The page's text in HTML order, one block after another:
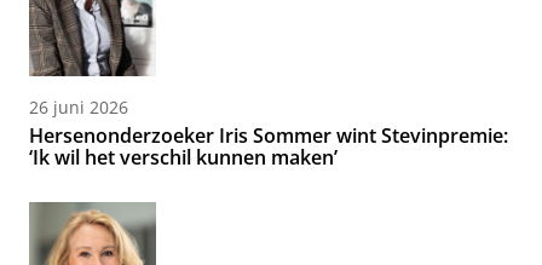
26 juni 2026
Hersenonderzoeker Iris Sommer wint Stevinpremie:
‘Ik wil het verschil kunnen maken’